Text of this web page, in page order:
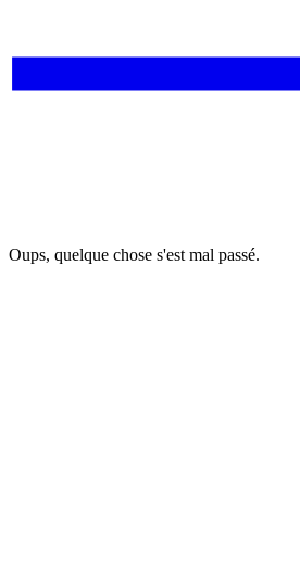
Oups, quelque chose s'est mal passé.